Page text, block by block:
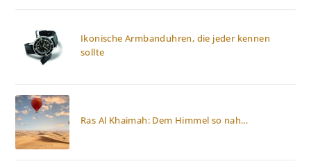
Ikonische Armbanduhren, die jeder kennen
sollte
Ras Al Khaimah: Dem Himmel so nah…